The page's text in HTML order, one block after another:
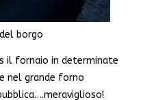
borgo
il fornaio in determinate
nel grande forno